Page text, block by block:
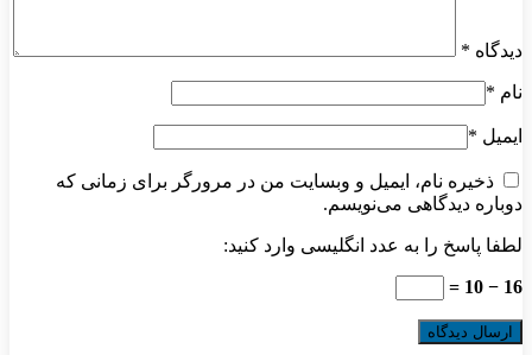
دیدگاه *
نام *
ایمیل *
ذخیره نام، ایمیل و وبسایت من در مرورگر برای زمانی که
دوباره دیدگاهی می‌نویسم.
لطفا پاسخ را به عدد انگلیسی وارد کنید:
16 − 10 =